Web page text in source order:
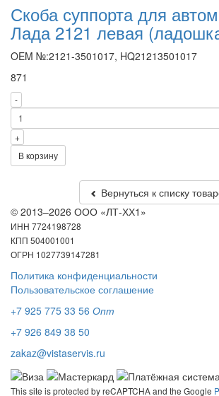
Скоба суппорта для
Лада 2121 левая
OEM №:2121-3501017, HQ21213501017
871
-
+
В корзину
Вернуться к списку
© 2013–2026 ООО «ЛТ-ХХ1»
ИНН 7724198728
КПП 504001001
ОГРН 1027739147281
Политика конфиденциальности
Пользовательское соглашение
+7 925 775 33 56 Опт
+7 926 849 38 50
zakaz@vistaservis.ru
This site is protected by reCAPTCHA and the Google